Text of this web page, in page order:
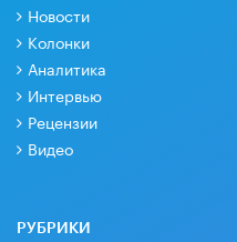
Новости
Колонки
Аналитика
Интервью
Рецензии
Видео
РУБРИКИ